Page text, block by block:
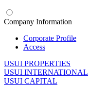
Company Information
Corporate Profile
Access
USUI PROPERTIES
USUI INTERNATIONAL
USUI CAPITAL